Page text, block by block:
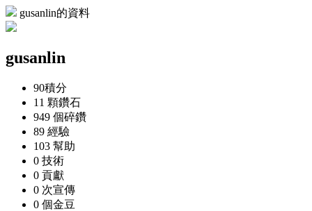
gusanlin的資料
gusanlin
90積分
11 顆鑽石
949 個碎鑽
89 經驗
103 幫助
0 技術
0 貢獻
0 次宣傳
0 個金豆